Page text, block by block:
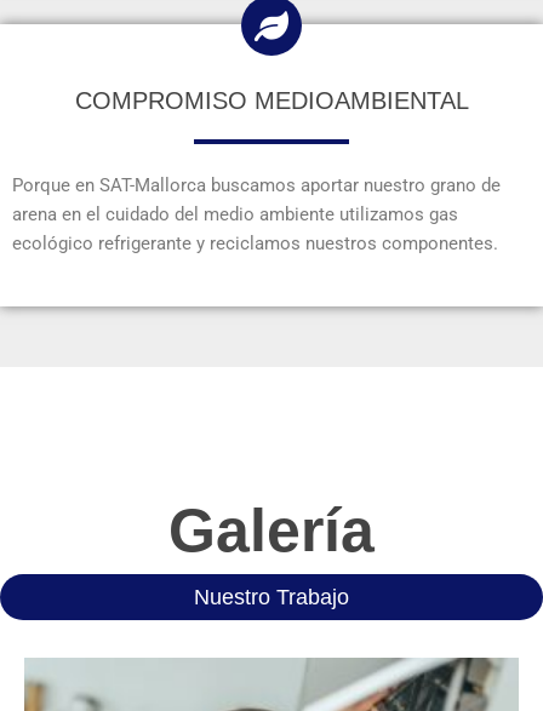
COMPROMISO MEDIOAMBIENTAL
Porque en SAT-Mallorca buscamos aportar nuestro grano de
arena en el cuidado del medio ambiente utilizamos gas
ecológico refrigerante y reciclamos nuestros componentes.
Galería
Nuestro Trabajo